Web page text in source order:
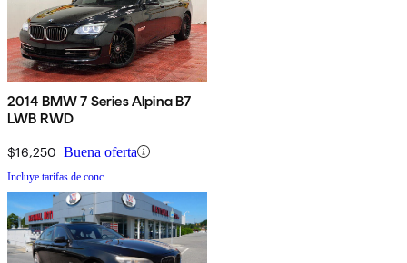
2014 BMW 7 Series Alpina B7
LWB RWD
$16,250 Buena oferta
Incluye tarifas de conc.